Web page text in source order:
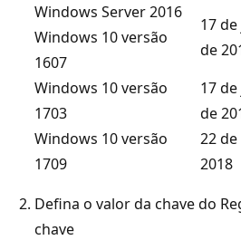
Windows Server 2016
Windows 10 versão
1607
17
de
Windows 10 versão
1703
17
de
Windows 10 versão
1709
22
2018
Defina o valor da chave do
chave